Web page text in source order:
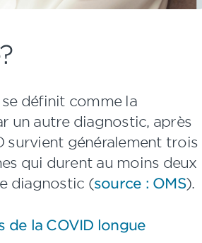
définit comme la
un autre diagnostic, après
survient généralement trois
qui durent au moins deux
diagnostic (source : OMS).
la COVID longue